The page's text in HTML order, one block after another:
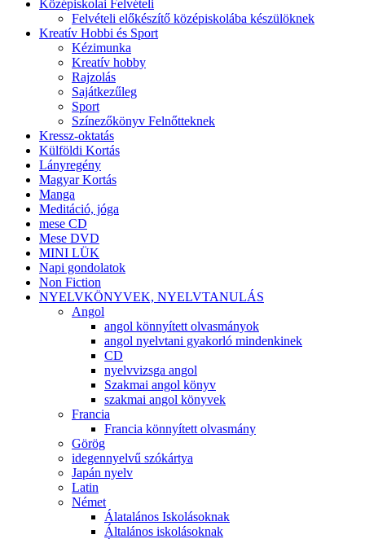
Középiskolai Felvételi
Felvételi előkészítő középiskolába készülöknek
Kreatív Hobbi és Sport
Kézimunka
Kreatív hobby
Rajzolás
Sajátkezűleg
Sport
Színezőkönyv Felnőtteknek
Kressz-oktatás
Külföldi Kortás
Lányregény
Magyar Kortás
Manga
Meditáció, jóga
mese CD
Mese DVD
MINI LÜK
Napi gondolatok
Non Fiction
NYELVKÖNYVEK, NYELVTANULÁS
Angol
angol könnyített olvasmányok
angol nyelvtani gyakorló mindenkinek
CD
nyelvvizsga angol
Szakmai angol könyv
szakmai angol könyvek
Francia
Francia könnyített olvasmány
Görög
idegennyelvű szókártya
Japán nyelv
Latin
Német
Álatalános Iskolásoknak
Általános iskolásoknak